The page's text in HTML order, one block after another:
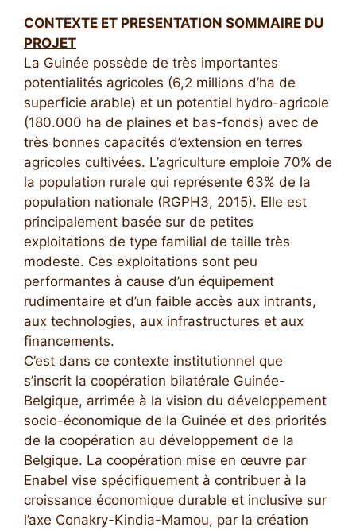
CONTEXTE ET PRESENTATION SOMMAIRE DU
PROJET
La Guinée possède de très importantes
potentialités agricoles (6,2 millions d’ha de
superficie arable) et un potentiel hydro-agricole
(180.000 ha de plaines et bas-fonds) avec de
très bonnes capacités d’extension en terres
agricoles cultivées. L’agriculture emploie 70% de
la population rurale qui représente 63% de la
population nationale (RGPH3, 2015). Elle est
principalement basée sur de petites
exploitations de type familial de taille très
modeste. Ces exploitations sont peu
performantes à cause d’un équipement
rudimentaire et d’un faible accès aux intrants,
aux technologies, aux infrastructures et aux
financements.
C’est dans ce contexte institutionnel que
s’inscrit la coopération bilatérale Guinée-
Belgique, arrimée à la vision du développement
socio-économique de la Guinée et des priorités
de la coopération au développement de la
Belgique. La coopération mise en œuvre par
Enabel vise spécifiquement à contribuer à la
croissance économique durable et inclusive sur
l’axe Conakry-Kindia-Mamou, par la création